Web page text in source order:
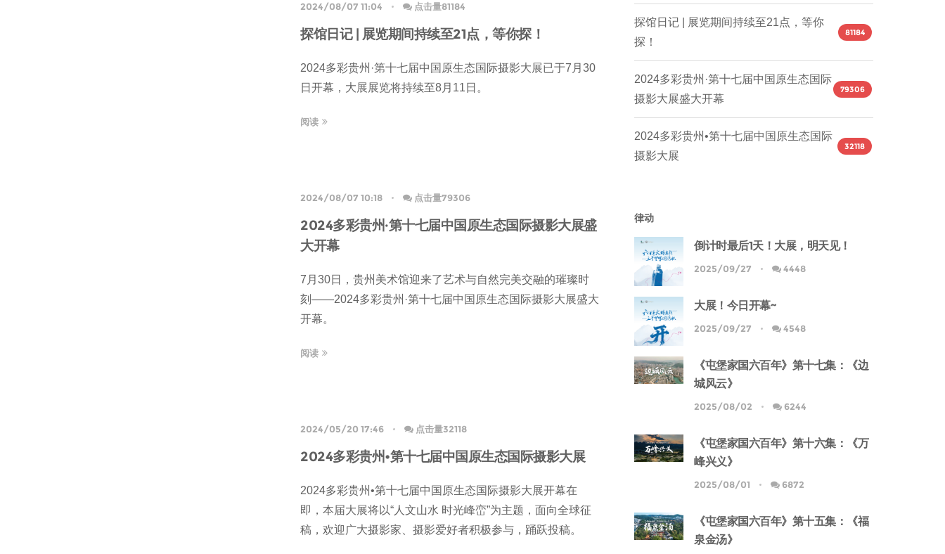
2024/08/07 11:04 点击量81184
探馆日记 | 展览期间持续至21点，等你探！
2024多彩贵州·第十七届中国原生态国际摄影大展已于7月30
日开幕，大展展览将持续至8月11日。
阅读
2024/08/07 10:18 点击量79306
2024多彩贵州·第十七届中国原生态国际摄影大展盛
大开幕
7月30日，贵州美术馆迎来了艺术与自然完美交融的璀璨时
刻——2024多彩贵州·第十七届中国原生态国际摄影大展盛大
开幕。
阅读
2024/05/20 17:46 点击量32118
2024多彩贵州•第十七届中国原生态国际摄影大展
2024多彩贵州•第十七届中国原生态国际摄影大展开幕在
即，本届大展将以“人文山水 时光峰峦”为主题，面向全球征
稿，欢迎广大摄影家、摄影爱好者积极参与，踊跃投稿。
探馆日记 | 展览期间持续至21点，等你
探！
81184
2024多彩贵州·第十七届中国原生态国际
摄影大展盛大开幕
79306
2024多彩贵州•第十七届中国原生态国际
摄影大展
32118
律动
倒计时最后1天！大展，明天见！
2025/09/27 4448
大展！今日开幕~
2025/09/27 4548
《屯堡家国六百年》第十七集：《边
城风云》
2025/08/02 6244
《屯堡家国六百年》第十六集：《万
峰兴义》
2025/08/01 6872
《屯堡家国六百年》第十五集：《福
泉金汤》